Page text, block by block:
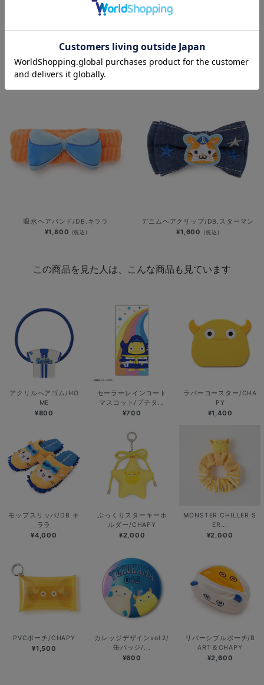
セット/DB.スターマン
¥1,300 (税込)
吸水ヘアバンド/DB.スターマン
¥1,800(税込)
吸水ヘアバンド/DB.キララ
¥1,800 (税込)
デニムヘアクリップ/DB.スターマン
¥1,600 (税込)
この商品を見た人は、こんな商品も見ています
アクリルヘアゴム/HO
ME
¥800
セーラーレインコート
マスコット/プチタ...
¥700
ラバーコースター/CHA
PY
¥1,400
モップスリッパ/DB.キ
ララ
¥4,000
ぷっくりスターキーホ
ルダー/CHAPY
¥2,000
MONSTER CHILLER S
ER...
¥2,000
PVCポーチ/CHAPY
¥1,500
カレッジデザインvol.2/
缶バッジ/...
¥600
リバーシブルポーチ/B
ART＆CHAPY
¥2,600